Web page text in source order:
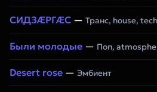
СИДЗÆРГÆС — Транс, house,
Были молодые — Поп,
Desert rose — Эмбиент